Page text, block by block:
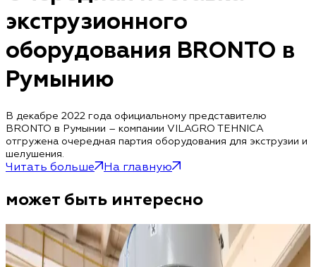
экструзионного
оборудования BRONTO в
Румынию
В декабре 2022 года официальному представителю
BRONTO в Румынии – компании VILAGRO TEHNICA
отгружена очередная партия оборудования для экструзии и
шелушения.
Читать больше На главную
может быть интересно